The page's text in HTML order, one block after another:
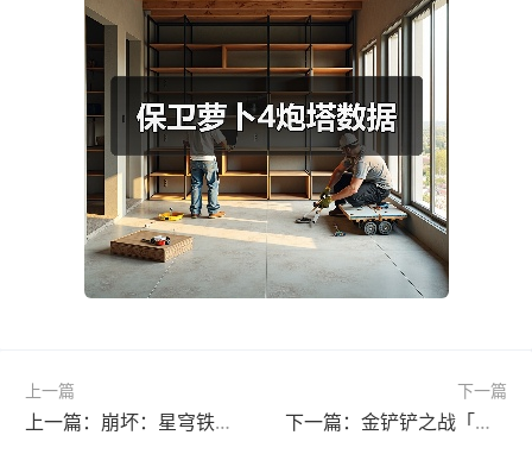
上一篇
上一篇：崩坏：星穹铁道【V3.7攻略】大丽花前瞻攻略，涵盖配装选择、配队推荐、技能加点
下一篇
下一篇：金铲铲之战「英雄联盟传奇」赛季攻略一篇全了解